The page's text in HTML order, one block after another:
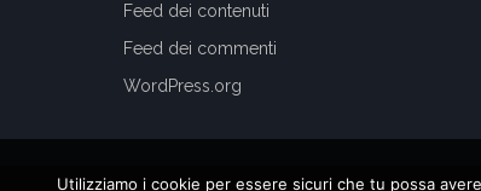
Feed dei contenuti
Feed dei commenti
WordPress.org
Utilizziamo i cookie per essere sicuri che tu possa